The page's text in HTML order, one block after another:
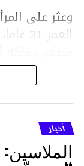
وعثر على
ووفقا
متأثرة
أنفها
وجهها ورأسها
أخبار